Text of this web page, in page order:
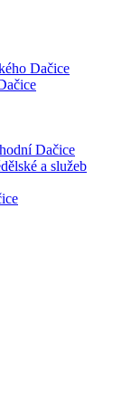
Dačice
Dačice
a služeb